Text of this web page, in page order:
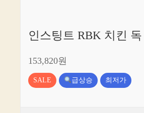
인스팅트 RBK 치킨
153,820원
SALE 급상승 최저가